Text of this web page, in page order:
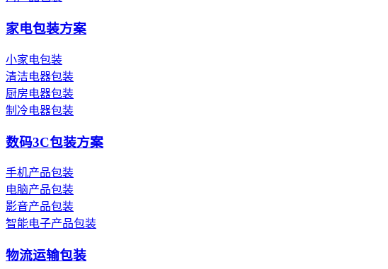
家电包装方案
小家电包装
清洁电器包装
厨房电器包装
制冷电器包装
数码3C包装方案
手机产品包装
电脑产品包装
影音产品包装
智能电子产品包装
物流运输包装